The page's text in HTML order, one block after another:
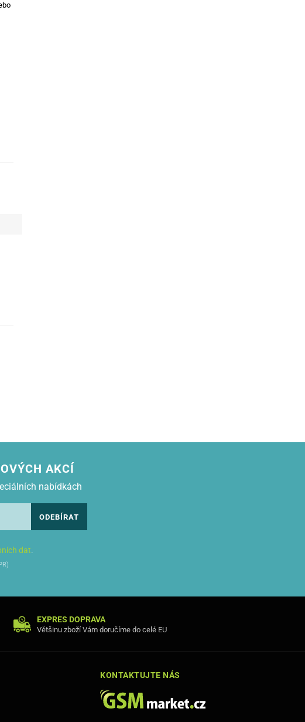
AKCÍ
nabídkách
ODEBÍRAT
dat.
EXPRES DOPRAVA
Většinu zboží Vám doručíme do celé EU
KONTAKTUJTE NÁS